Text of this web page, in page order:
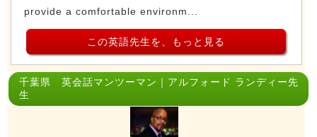
provide a comfortable environm...
この英語先生を、もっと見る
千葉県 英会話マンツーマン｜アルフォード ランディー先
生